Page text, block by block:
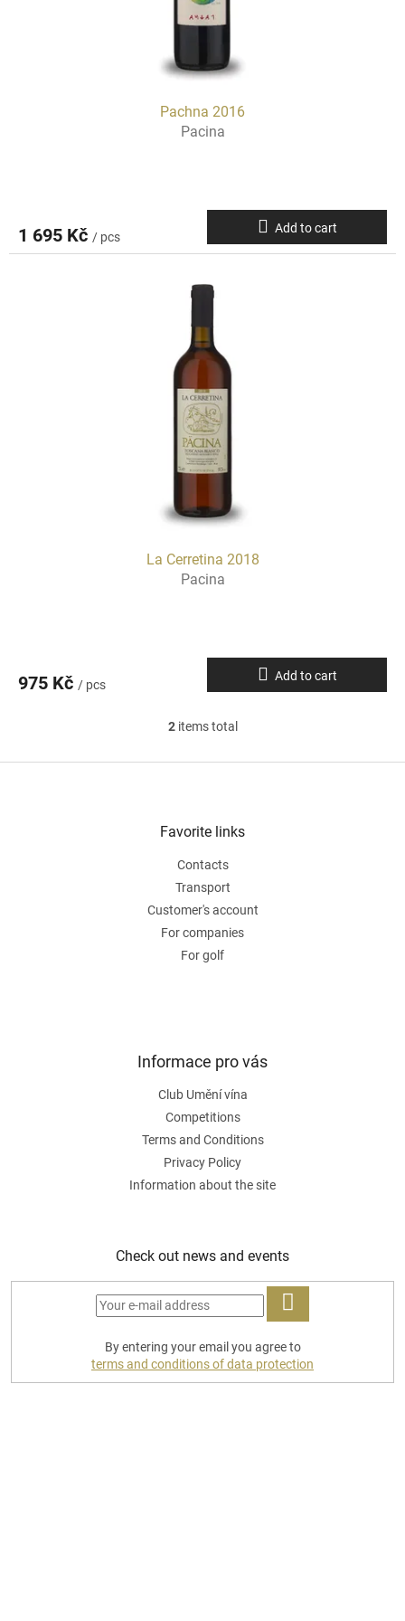
Pachna 2016
Pacina
1 695 Kč / pcs
Add to cart
La Cerretina 2018
Pacina
975 Kč / pcs
Add to cart
L
s
g
o
n
t
o
l
2items total
Favorite links
Contacts
Transport
Customer's account
For companies
For golf
Informace pro vás
Club Umění vína
Competitions
Terms and Conditions
Privacy Policy
Information about the site
Check out news and events
LOG
IN
By entering your email you agree to
terms and conditions of data protection